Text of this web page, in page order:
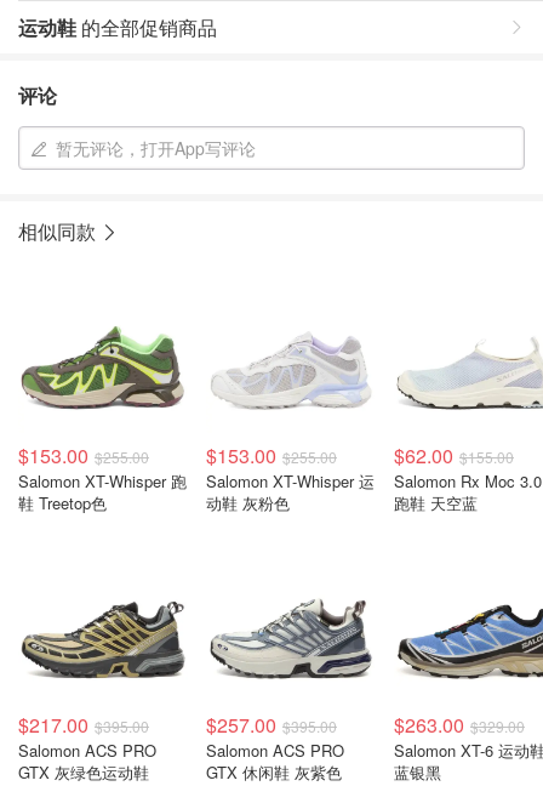
运动鞋 的全部促销商品
评论
暂无评论，打开App写评论
相似同款
$153.00 $255.00
Salomon XT-Whisper 跑
鞋 Treetop色
$153.00 $255.00
Salomon XT-Whisper 运
动鞋 灰粉色
$62.00 $155.00
Salomon Rx Moc
跑鞋 天空蓝
$217.00 $395.00
Salomon ACS PRO
GTX 灰绿色运动鞋
$257.00 $395.00
Salomon ACS PRO
GTX 休闲鞋 灰紫色
$263.00 $329.00
Salomon XT-6 运动
蓝银黑